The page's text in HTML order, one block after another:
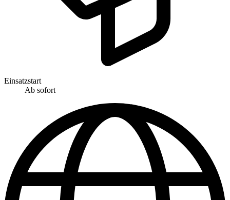
Einsatzstart
Ab sofort